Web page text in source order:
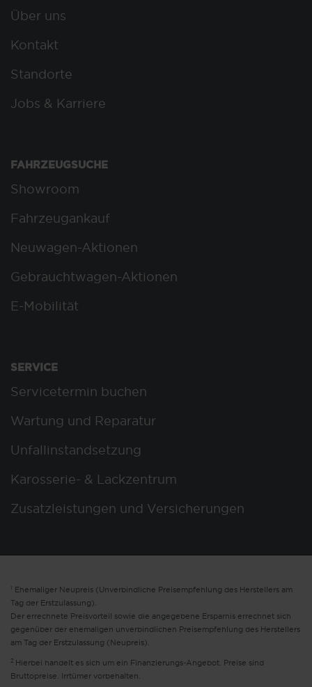
Über uns
Kontakt
Standorte
Jobs & Karriere
FAHRZEUGSUCHE
Showroom
Fahrzeugankauf
Neuwagen-Aktionen
Gebrauchtwagen-Aktionen
E-Mobilität
SERVICE
Servicetermin buchen
Wartung und Reparatur
Unfallinstandsetzung
Karosserie- & Lackzentrum
Zusatzleistungen und Versicherungen
1 Ehemaliger Neupreis (Unverbindliche Preisempfehlung des Herstellers am
Tag der Erstzulassung).
Der errechnete Preisvorteil sowie die angegebene Ersparnis errechnet sich
gegenüber der ehemaligen unverbindlichen Preisempfehlung des Herstellers
am Tag der Erstzulassung (Neupreis).
2 Hierbei handelt es sich um ein Finanzierungs-Angebot. Preise sind
Bruttopreise. Irrtümer vorbehalten.